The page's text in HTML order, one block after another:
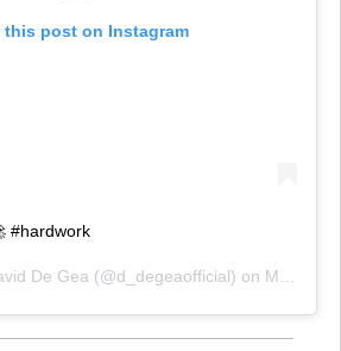
this post on Instagram
#hardwork
De Gea (@d_degeaofficial) on May 26, 2020 at 10:02am PDT